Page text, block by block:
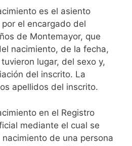
es el asiento
el encargado del
de Montemayor, que
nacimiento, de la fecha,
lugar, del sexo y,
del inscrito. La
apellidos del inscrito.
en el Registro
mediante el cual se
de una persona